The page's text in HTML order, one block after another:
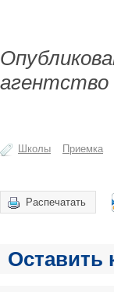
агентство
Школы Приемка
Распечатать
Оставить